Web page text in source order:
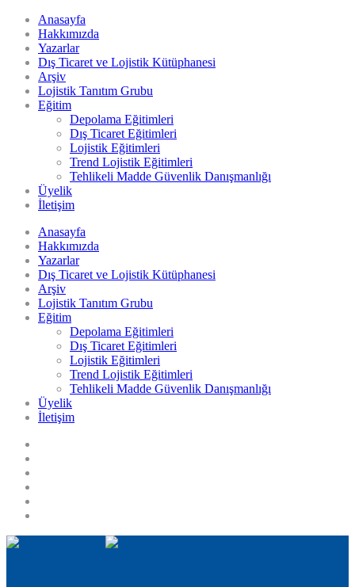
Anasayfa
Hakkımızda
Yazarlar
Dış Ticaret ve Lojistik Kütüphanesi
Arşiv
Lojistik Tanıtım Grubu
Eğitim
Depolama Eğitimleri
Dış Ticaret Eğitimleri
Lojistik Eğitimleri
Trend Lojistik Eğitimleri
Tehlikeli Madde Güvenlik Danışmanlığı
Üyelik
İletişim
Anasayfa
Hakkımızda
Yazarlar
Dış Ticaret ve Lojistik Kütüphanesi
Arşiv
Lojistik Tanıtım Grubu
Eğitim
Depolama Eğitimleri
Dış Ticaret Eğitimleri
Lojistik Eğitimleri
Trend Lojistik Eğitimleri
Tehlikeli Madde Güvenlik Danışmanlığı
Üyelik
İletişim